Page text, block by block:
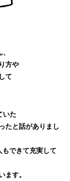
方や
て
いた
たと話がありまし
できて充実して
ます。